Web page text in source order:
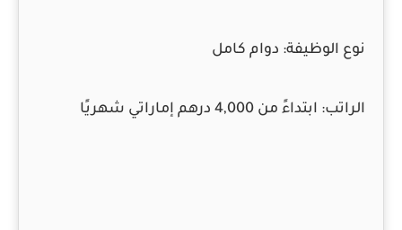
نوع الوظيفة: دوام كامل
الراتب: ابتداءً من 4,000 درهم إماراتي شهريًا